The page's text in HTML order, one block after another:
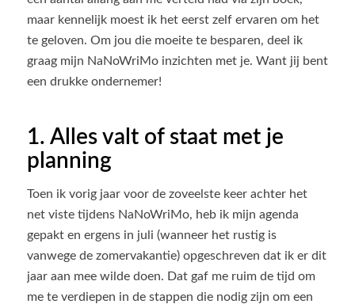
maar kennelijk moest ik het eerst zelf ervaren om het
te geloven. Om jou die moeite te besparen, deel ik
graag mijn NaNoWriMo inzichten met je. Want jij bent
een drukke ondernemer!
1. Alles valt of staat met je
planning
Toen ik vorig jaar voor de zoveelste keer achter het
net viste tijdens NaNoWriMo, heb ik mijn agenda
gepakt en ergens in juli (wanneer het rustig is
vanwege de zomervakantie) opgeschreven dat ik er dit
jaar aan mee wilde doen. Dat gaf me ruim de tijd om
me te verdiepen in de stappen die nodig zijn om een